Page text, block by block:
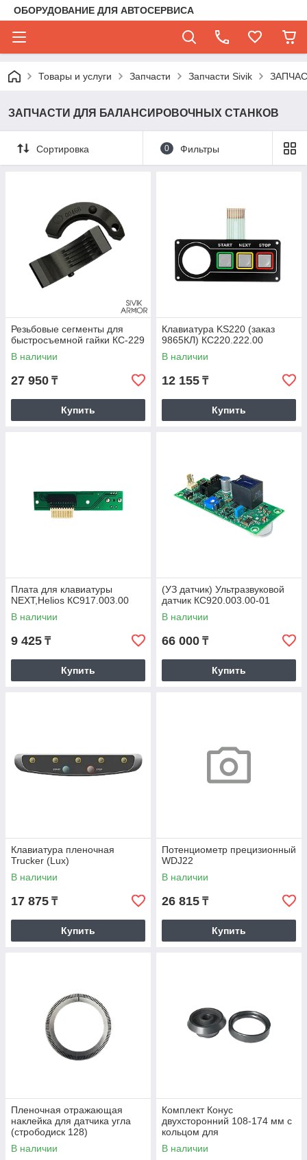
ОБОРУДОВАНИЕ ДЛЯ АВТОСЕРВИСА
Товары и услуги Запчасти Запчасти Sivik
ЗАПЧАСТИ ДЛЯ БАЛАНСИРОВОЧНЫХ СТАНКОВ
Сортировка 0 Фильтры
Резьбовые сегменты для
быстросъемной гайки КС-229
В наличии
27 950 ₸
Купить
Клавиатура KS220 (заказ
9865КЛ) КС220.222.00
В наличии
12 155 ₸
Купить
Плата для клавиатуры
NEXT,Helios КС917.003.00
В наличии
9 425 ₸
Купить
(УЗ датчик) Ультразвуковой
датчик КС920.003.00-01
В наличии
66 000 ₸
Купить
Клавиатура пленочная
Trucker (Lux)
В наличии
17 875 ₸
Купить
Потенциометр прецизионный
WDJ22
В наличии
26 815 ₸
Купить
Пленочная отражающая
наклейка для датчика угла
(стрободиск 128)
СБМП-60/3D.500.07
В наличии
Комплект Конус
двухсторонний 108-174 мм с
кольцом для
балансировочных станков
КС-234
В наличии